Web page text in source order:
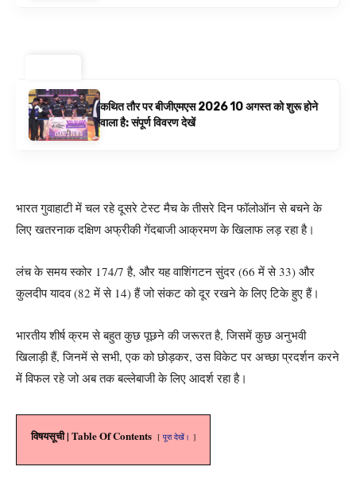
कथित तौर पर बीजीएमएस 2026 10 अगस्त को शुरू होने
वाला है: संपूर्ण विवरण देखें
भारत गुवाहाटी में चल रहे दूसरे टेस्ट मैच के तीसरे दिन फॉलोऑन से बचने के
लिए खतरनाक दक्षिण अफ्रीकी गेंदबाजी आक्रमण के खिलाफ लड़ रहा है।
लंच के समय स्कोर 174/7 है, और यह वाशिंगटन सुंदर (66 में से 33) और
कुलदीप यादव (82 में से 14) हैं जो संकट को दूर रखने के लिए टिके हुए हैं।
भारतीय शीर्ष क्रम से बहुत कुछ पूछने की जरूरत है, जिसमें कुछ अनुभवी
खिलाड़ी हैं, जिनमें से सभी, एक को छोड़कर, उस विकेट पर अच्छा प्रदर्शन करने
में विफल रहे जो अब तक बल्लेबाजी के लिए आदर्श रहा है।
विषयसूची | Table Of Contents पूरा देखें।